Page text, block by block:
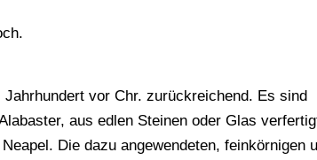
vor Chr. zurückreichend. Es sind
aus edlen Steinen oder Glas
Die dazu angewendeten, feinkörnigen